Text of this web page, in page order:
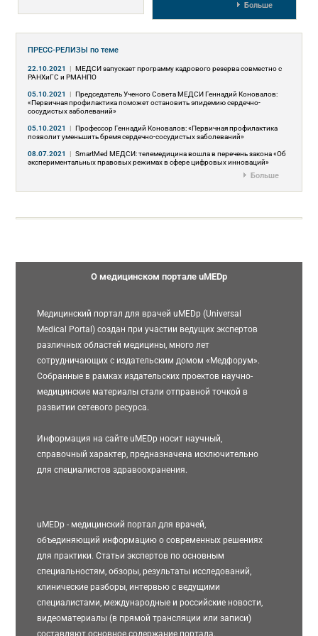
Больше
ПРЕСС-РЕЛИЗЫпо теме
22.10.2021 | МЕДСИ запускает программу кадрового резерва совместно с
РАНХиГC и РМАНПО
05.10.2021 | Председатель Ученого Совета МЕДСИ Геннадий Коновалов:
«Первичная профилактика поможет остановить эпидемию сердечно-
сосудистых заболеваний»
05.10.2021 | Профессор Геннадий Коновалов: «Первичная профилактика
позволит уменьшить бремя сердечно-сосудистых заболеваний»
08.07.2021 | SmartMed МЕДСИ: телемедицина вошла в перечень закона «Об
экспериментальных правовых режимах в сфере цифровых инноваций»
Больше
О медицинском портале uMEDp
Медицинский портал для врачей uMEDp (Universal
Medical Portal) создан при участии ведущих экспертов
различных областей медицины, много лет
сотрудничающих с издательским домом «Медфорум».
Собранные в рамках издательских проектов научно-
медицинские материалы стали отправной точкой в
развитии сетевого ресурса.
Информация на сайте uMEDp носит научный,
справочный характер, предназначена исключительно
для специалистов здравоохранения.
uMEDp - медицинский портал для врачей,
объединяющий информацию о современных решениях
для практики. Статьи экспертов по основным
специальностям, обзоры, результаты исследований,
клинические разборы, интервью с ведущими
специалистами, международные и российские новости,
видеоматериалы (в прямой трансляции или записи)
составляют основное содержание портала.